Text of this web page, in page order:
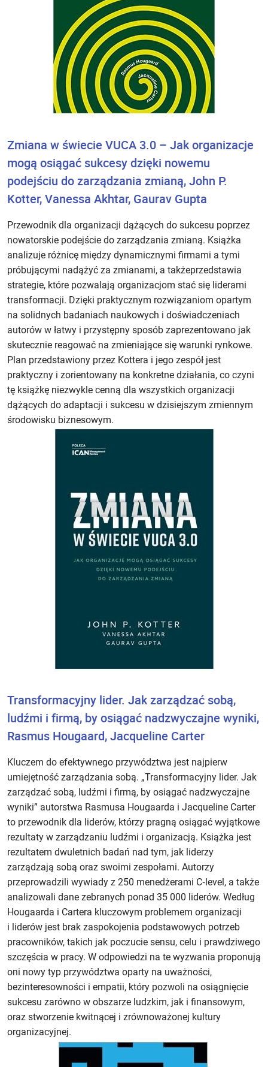
Zmiana w świecie VUCA 3.0 – Jak organizacje
mogą osiągać sukcesy dzięki nowemu
podejściu do zarządzania zmianą, John P.
Kotter, Vanessa Akhtar, Gaurav Gupta
Przewodnik dla organizacji dążących do sukcesu poprzez
nowatorskie podejście do zarządzania zmianą. Książka
analizuje różnicę między dynamicznymi firmami a tymi
próbującymi nadążyć za zmianami, a takżeprzedstawia
strategie, które pozwalają organizacjom stać się liderami
transformacji. Dzięki praktycznym rozwiązaniom opartym
na solidnych badaniach naukowych i doświadczeniach
autorów w łatwy i przystępny sposób zaprezentowano jak
skutecznie reagować na zmieniające się warunki rynkowe.
Plan przedstawiony przez Kottera i jego zespół jest
praktyczny i zorientowany na konkretne działania, co czyni
tę książkę niezwykle cenną dla wszystkich organizacji
dążących do adaptacji i sukcesu w dzisiejszym zmiennym
środowisku biznesowym.
Transformacyjny lider. Jak zarządzać sobą,
ludźmi i firmą, by osiągać nadzwyczajne wyniki,
Rasmus Hougaard, Jacqueline Carter
Kluczem do efektywnego przywództwa jest najpierw
umiejętność zarządzania sobą. „Transformacyjny lider. Jak
zarządzać sobą, ludźmi i firmą, by osiągać nadzwyczajne
wyniki” autorstwa Rasmusa Hougaarda i Jacqueline Carter
to przewodnik dla liderów, którzy pragną osiągać wyjątkowe
rezultaty w zarządzaniu ludźmi i organizacją. Książka jest
rezultatem dwuletnich badań nad tym, jak liderzy
zarządzają sobą oraz swoimi zespołami. Autorzy
przeprowadzili wywiady z 250 menedżerami C‑level, a także
analizowali dane zebranych ponad 35 000 liderów. Według
Hougaarda i Cartera kluczowym problemem organizacji
i liderów jest brak zaspokojenia podstawowych potrzeb
pracowników, takich jak poczucie sensu, celu i prawdziwego
szczęścia w pracy. W odpowiedzi na te wyzwania proponują
oni nowy typ przywództwa oparty na uważności,
bezinteresowności i empatii, który pozwoli na osiągnięcie
sukcesu zarówno w obszarze ludzkim, jak i finansowym,
oraz stworzenie kwitnącej i zrównoważonej kultury
organizacyjnej.